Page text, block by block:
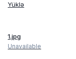
Yüklə
1.jpg
Unavailable